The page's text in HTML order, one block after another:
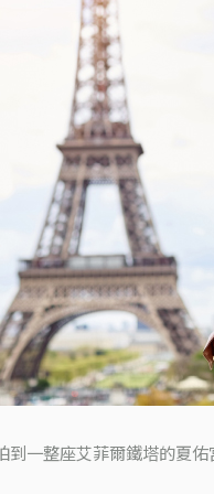
到一整座艾菲爾鐵塔的夏